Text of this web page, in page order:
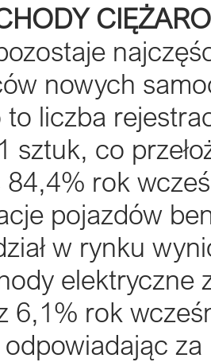
nowych
to liczba
sztuk, co
rok
pojazdów
w rynku
elektryczne
6,1% rok